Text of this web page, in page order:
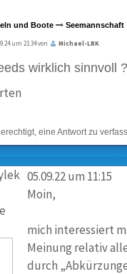
und Boote Seemannschaft
um 21:34 von Michael-LBK
wirklich sinnvoll ?
eine Antwort zu
05.09.22 um 11:15
Moin,
mich interessiert
Meinung relativ
durch